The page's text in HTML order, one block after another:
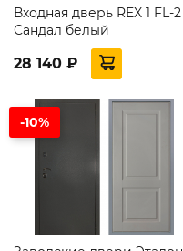
Входная дверь REX 1 FL-2
Сандал белый
28 140 ₽
-10%